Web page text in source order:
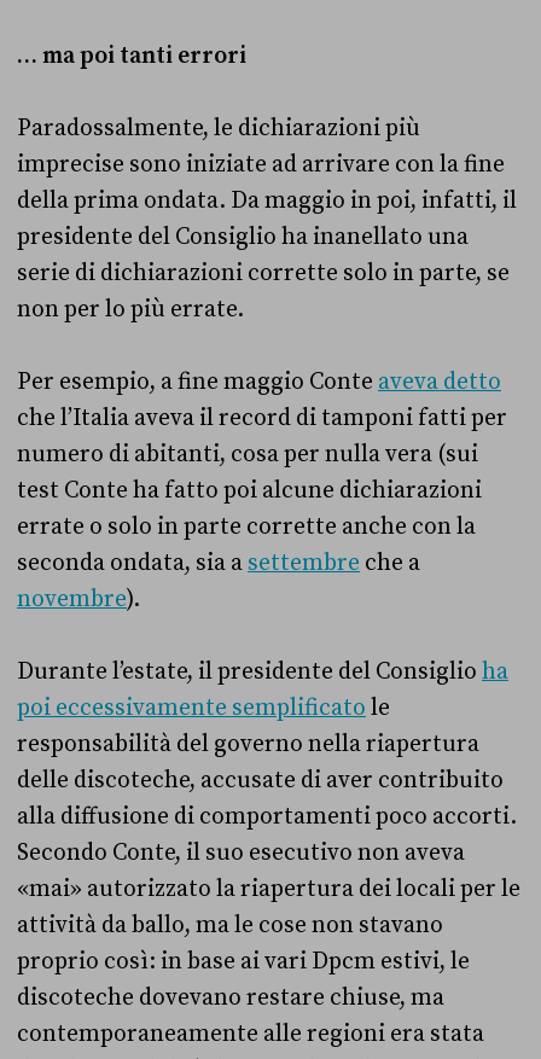
… ma poi tanti errori
Paradossalmente, le dichiarazioni più
imprecise sono iniziate ad arrivare con la fine
della prima ondata. Da maggio in poi, infatti, il
presidente del Consiglio ha inanellato una
serie di dichiarazioni corrette solo in parte, se
non per lo più errate.
Per esempio, a fine maggio Conte aveva detto
che l’Italia aveva il record di tamponi fatti per
numero di abitanti, cosa per nulla vera (sui
test Conte ha fatto poi alcune dichiarazioni
errate o solo in parte corrette anche con la
seconda ondata, sia a settembre che a
novembre).
Durante l’estate, il presidente del Consiglio ha
poi eccessivamente semplificato le
responsabilità del governo nella riapertura
delle discoteche, accusate di aver contribuito
alla diffusione di comportamenti poco accorti.
Secondo Conte, il suo esecutivo non aveva
«mai» autorizzato la riapertura dei locali per le
attività da ballo, ma le cose non stavano
proprio così: in base ai vari Dpcm estivi, le
discoteche dovevano restare chiuse, ma
contemporaneamente alle regioni era stata